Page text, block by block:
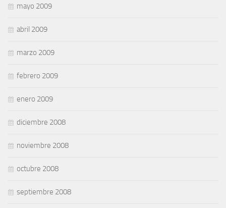
mayo 2009
abril 2009
marzo 2009
febrero 2009
enero 2009
diciembre 2008
noviembre 2008
octubre 2008
septiembre 2008